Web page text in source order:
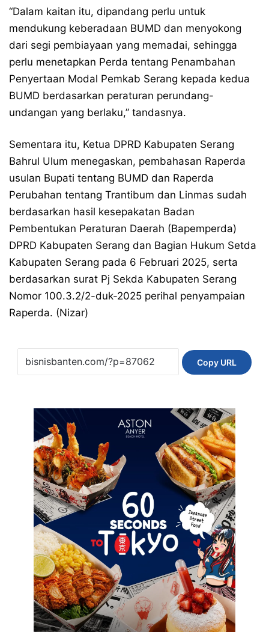
“Dalam kaitan itu, dipandang perlu untuk
mendukung keberadaan BUMD dan menyokong
dari segi pembiayaan yang memadai, sehingga
perlu menetapkan Perda tentang Penambahan
Penyertaan Modal Pemkab Serang kepada kedua
BUMD berdasarkan peraturan perundang-
undangan yang berlaku,” tandasnya.
Sementara itu, Ketua DPRD Kabupaten Serang
Bahrul Ulum menegaskan, pembahasan Raperda
usulan Bupati tentang BUMD dan Raperda
Perubahan tentang Trantibum dan Linmas sudah
berdasarkan hasil kesepakatan Badan
Pembentukan Peraturan Daerah (Bapemperda)
DPRD Kabupaten Serang dan Bagian Hukum Setda
Kabupaten Serang pada 6 Februari 2025, serta
berdasarkan surat Pj Sekda Kabupaten Serang
Nomor 100.3.2/2-duk-2025 perihal penyampaian
Raperda. (Nizar)
Copy URL